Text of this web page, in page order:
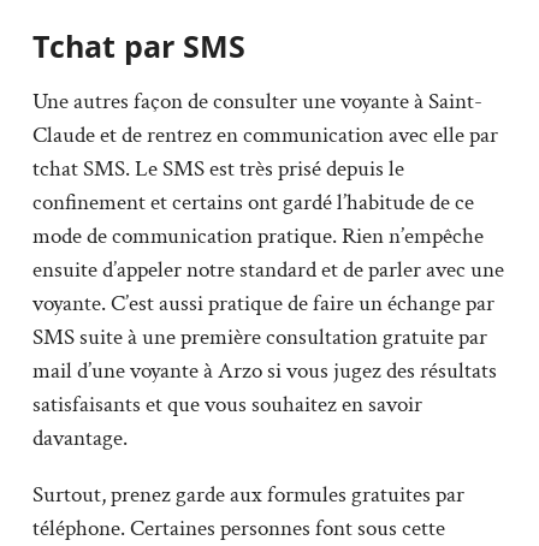
Tchat par SMS
Une autres façon de consulter une voyante à Saint-
Claude et de rentrez en communication avec elle par
tchat SMS. Le SMS est très prisé depuis le
confinement et certains ont gardé l’habitude de ce
mode de communication pratique. Rien n’empêche
ensuite d’appeler notre standard et de parler avec une
voyante. C’est aussi pratique de faire un échange par
SMS suite à une première consultation gratuite par
mail d’une voyante à Arzo si vous jugez des résultats
satisfaisants et que vous souhaitez en savoir
davantage.
Surtout, prenez garde aux formules gratuites par
téléphone. Certaines personnes font sous cette